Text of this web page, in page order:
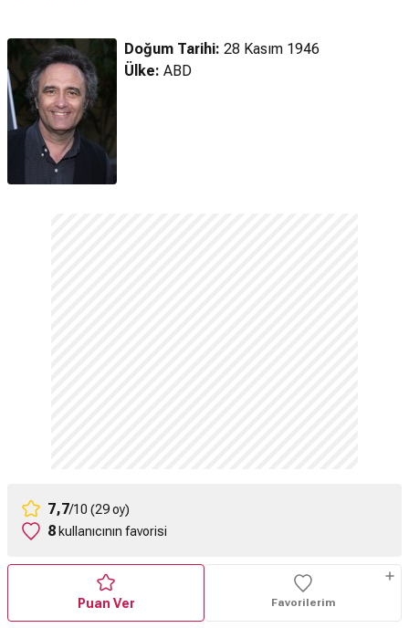
Doğum Tarihi: 28 Kasım 1946
Ülke: ABD
7,7/10 (29 oy)
8kullanıcının favorisi
Puan Ver Favorilerim